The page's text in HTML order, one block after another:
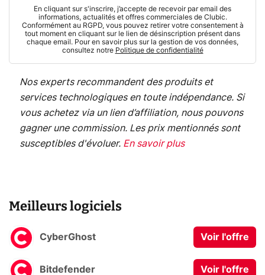
En cliquant sur s'inscrire, j’accepte de recevoir par email des
informations, actualités et offres commerciales de Clubic.
Conformément au RGPD, vous pouvez retirer votre consentement à
tout moment en cliquant sur le lien de désinscription présent dans
chaque email. Pour en savoir plus sur la gestion de vos données,
consultez notre Politique de confidentialité
Nos experts recommandent des produits et
services technologiques en toute indépendance. Si
vous achetez via un lien d’affiliation, nous pouvons
gagner une commission. Les prix mentionnés sont
susceptibles d'évoluer. En savoir plus
Meilleurs logiciels
CyberGhost Voir l'offre
Bitdefender Voir l'offre